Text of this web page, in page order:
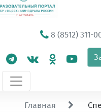
8 (8512) 311-
Главная